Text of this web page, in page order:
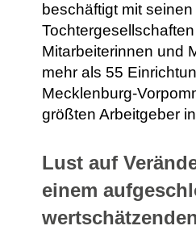
beschäftigt mit seinen
Mitarbeiterinnen und
mehr als 55
Mecklenburg-
größten Arbeitgeber
Lust auf
einem